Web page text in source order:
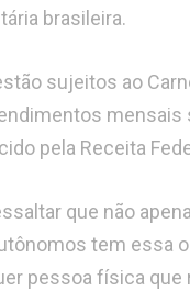
brasileira.
sujeitos ao
mensais
pela Receita
que não
tem essa
pessoa física que